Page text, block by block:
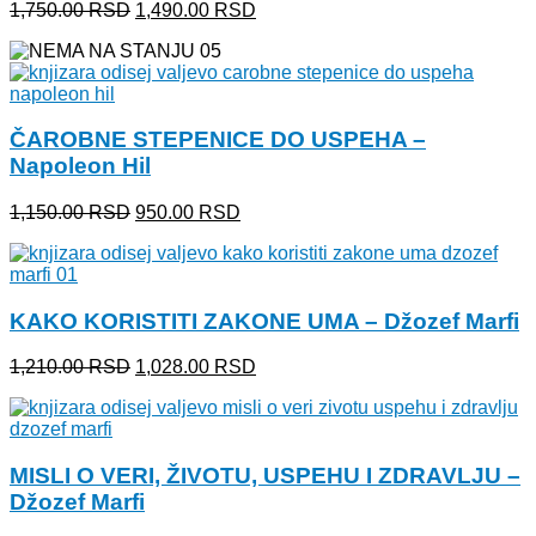
1,750.00RSD Originalna
je
bila:
1,490.00 RSD
1,490.00 RSD.
ČAROBNE STEPENICE DO USPEHA –
Napoleon Hil
1,150.00RSD Originalna
je
950.00 RSD
je:
KAKO KORISTITI ZAKONE UMA – Džozef Marfi
1,210.00RSD Originalna
je
1,028.00 RSD
je:
MISLI O VERI, ŽIVOTU, USPEHU I ZDRAVLJU –
Džozef Marfi